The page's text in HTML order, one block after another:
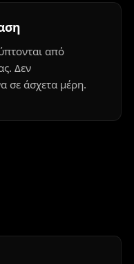
από
Δεν
σε άσχετα μέρη.